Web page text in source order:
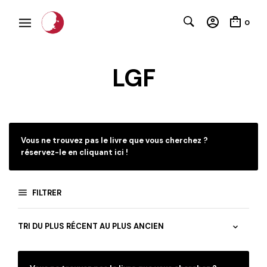
0
LGF
Vous ne trouvez pas le livre que vous cherchez ?
réservez-le en cliquant ici !
FILTRER